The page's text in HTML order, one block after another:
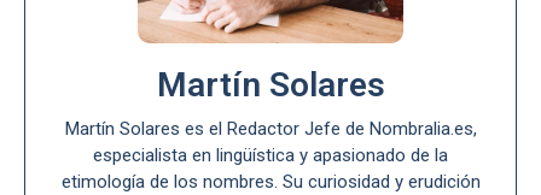
Martín Solares
Martín Solares es el Redactor Jefe de Nombralia.es,
especialista en lingüística y apasionado de la
etimología de los nombres. Su curiosidad y erudición